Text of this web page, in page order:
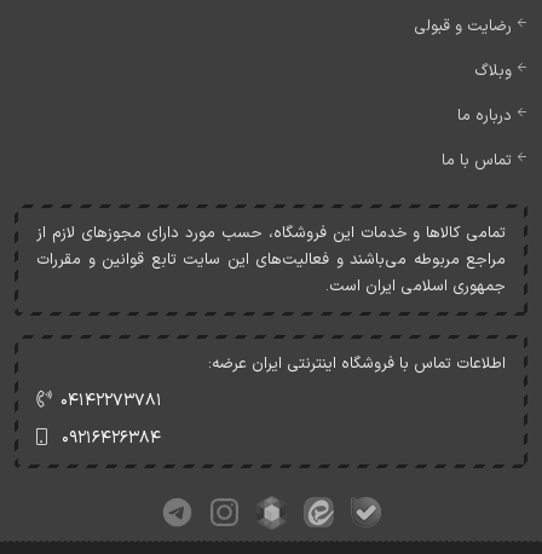
رضایت و قبولی
وبلاگ
درباره ما
تماس با ما
تمامی کالاها و خدمات اين فروشگاه، حسب مورد دارای مجوزهای لازم از
مراجع مربوطه می‌باشند و فعاليت‌های اين سايت تابع قوانين و مقررات
جمهوری اسلامی ايران است.
اطلاعات تماس با فروشگاه اینترنتی ایران عرضه:
۰۴۱۴۲۲۷۳۷۸۱
۰۹۲۱۶۴۲۶۳۸۴